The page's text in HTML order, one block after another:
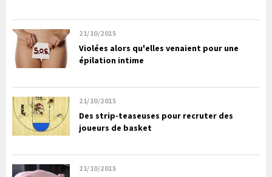
21/10/2015
Violées alors qu'elles venaient pour une
épilation intime
21/10/2015
Des strip-teaseuses pour recruter des
joueurs de basket
21/10/2015